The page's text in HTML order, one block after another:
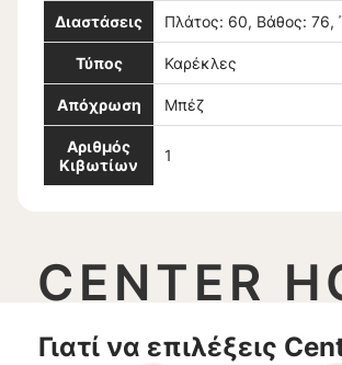
Διαστάσεις Πλάτος: 60, Βάθος: 76,
Τύπος Καρέκλες
Απόχρωση Μπέζ
Αριθμός
Κιβωτίων
1
CENTER
Γιατί να επιλέξεις